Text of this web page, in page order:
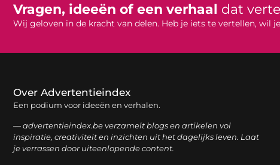
Vragen, ideeën of een verhaal dat
Wij geloven in de kracht van delen. Heb je iets te vertellen, wil
Over Advertentieindex
Een podium voor ideeën en verhalen.
— advertentieindex.be verzamelt blogs en artikelen vol
inspiratie, creativiteit en inzichten uit het dagelijks leven. Laat
je verrassen door uiteenlopende content.